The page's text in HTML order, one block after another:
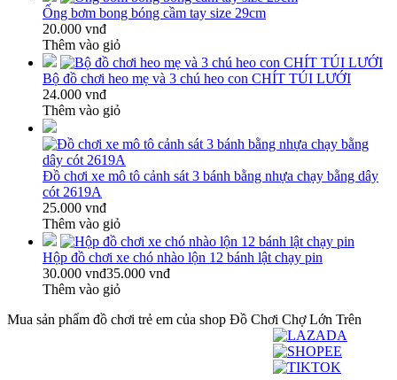
Ống bơm bong bóng cầm tay size 29cm
20.000 vnđ
Thêm vào giỏ
Bộ đồ chơi heo mẹ và 3 chú heo con CHÍT TÚI LƯỚI
24.000 vnđ
Thêm vào giỏ
Đồ chơi xe mô tô cảnh sát 3 bánh bằng nhựa chạy bằng dây
cót 2619A
25.000 vnđ
Thêm vào giỏ
Hộp đồ chơi xe chó nhào lộn 12 bánh lật chạy pin
30.000 vnđ35.000 vnđ
Thêm vào giỏ
Mua sản phẩm đồ chơi trẻ em của shop Đồ Chơi Chợ Lớn Trên